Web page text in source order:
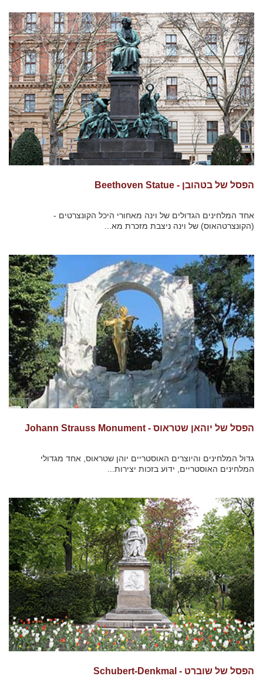
הפסל של בטהובן - Beethoven Statue
אחד המלחינים הגדולים של וינה מאחורי היכל הקונצרטים -
(הקונצרטהאוס) של וינה ניצבת מזכרת מא...
הפסל של יוהאן שטראוס - Johann Strauss Monument
גדול המלחינים והיוצרים האוסטריים יוהן שטראוס, אחד מגדולי
המלחינים האוסטריים, ידוע בזכות יצירות...
הפסל של שוברט - Schubert-Denkmal